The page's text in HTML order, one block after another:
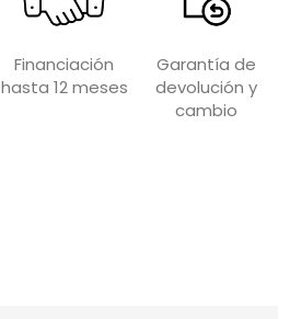
Financiación
hasta 12 meses
Garantía de
devolución y
cambio